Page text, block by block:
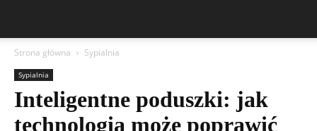
Strona główna Sypialnia
Sypialnia
Inteligentne poduszki: jak
technologia może poprawić